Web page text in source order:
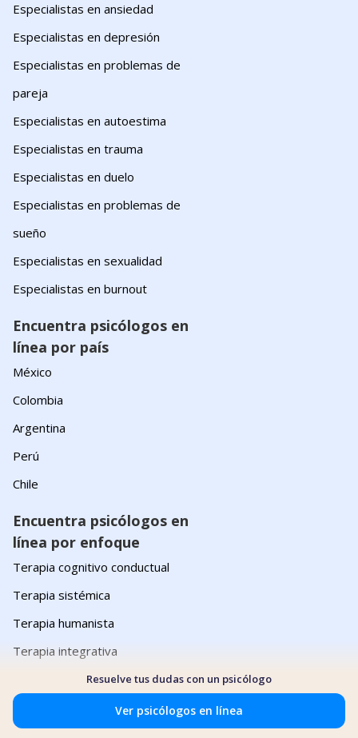
Resuelve tus dudas con un psicólogo
Ver psicólogos en línea
Especialistas en ansiedad
Especialistas en depresión
Especialistas en problemas de
pareja
Especialistas en autoestima
Especialistas en trauma
Especialistas en duelo
Especialistas en problemas de
sueño
Especialistas en sexualidad
Especialistas en burnout
Encuentra psicólogos en
línea por país
México
Colombia
Argentina
Perú
Chile
Encuentra psicólogos en
línea por enfoque
Terapia cognitivo conductual
Terapia sistémica
Terapia humanista
Terapia integrativa
Encuentra psicólogos en